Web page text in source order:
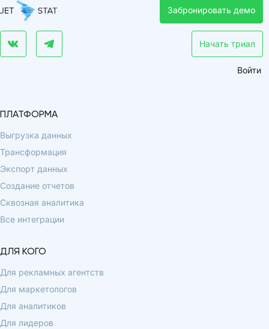
Забронировать демо
Начать триал
Войти
ПЛАТФОРМА
Выгрузка данных
Трансформация
Экспорт данных
Создание отчетов
Сквозная аналитика
Все интеграции
ДЛЯ КОГО
Для рекламных агентств
Для маркетологов
Для аналитиков
Для лидеров